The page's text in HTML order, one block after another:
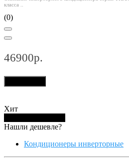
класса ..
(0)
46900р.
Хит
Нашли дешевле?
Кондиционеры инверторные